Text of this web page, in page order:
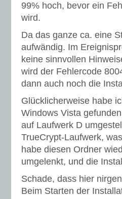
99% hoch, bevor ein
wird.
Da das ganze ca. eine
aufwändig. Im
keine sinnvollen
wird der Fehlercode
dann auch noch die
Glücklicherweise habe
Windows Vista
auf Laufwerk D
TrueCrypt-Laufwerk,
habe diesen Ordner
umgelenkt, und die
Schade, dass hier
Beim Starten der